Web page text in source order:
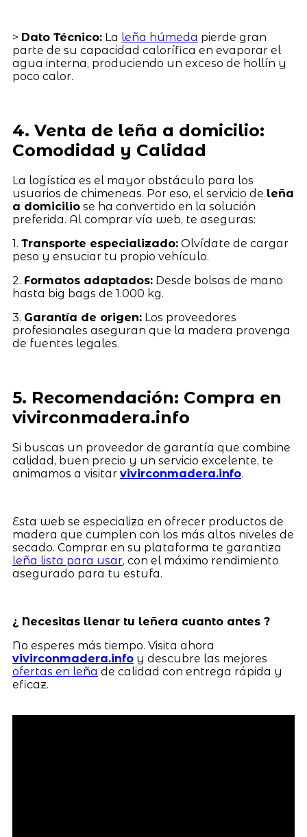
> Dato Técnico:La leña húmeda pierde gran
parte de su capacidad calorífica en evaporar el
agua interna, produciendo un exceso de hollín y
poco calor.
4. Venta de leña a domicilio:
Comodidad y Calidad
La logística es el mayor obstáculo para los
usuarios de chimeneas. Por eso, el servicio de leña
a domiciliose ha convertido en la solución
preferida. Al comprar vía web, te aseguras:
1. Transporte especializado:Olvídate de cargar
peso y ensuciar tu propio vehículo.
2. Formatos adaptados:Desde bolsas de mano
hasta big bags de 1.000 kg.
3. Garantía de origen:Los proveedores
profesionales aseguran que la madera provenga
de fuentes legales.
5. Recomendación: Compra en
vivirconmadera.info
Si buscas un proveedor de garantía que combine
calidad, buen precio y un servicio excelente, te
animamos a visitar vivirconmadera.info.
Esta web se especializa en ofrecer productos de
madera que cumplen con los más altos niveles de
secado. Comprar en su plataforma te garantiza
leña lista para usar, con el máximo rendimiento
asegurado para tu estufa.
¿ Necesitas llenar tu leñera cuanto antes ?
No esperes más tiempo. Visita ahora
vivirconmadera.infoy descubre las mejores
ofertas en leña de calidad con entrega rápida y
eficaz.